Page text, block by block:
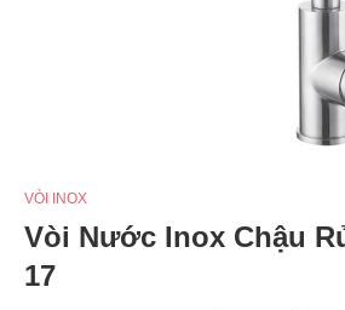
VÒI INOX
Vòi Nước Inox Chậu
17